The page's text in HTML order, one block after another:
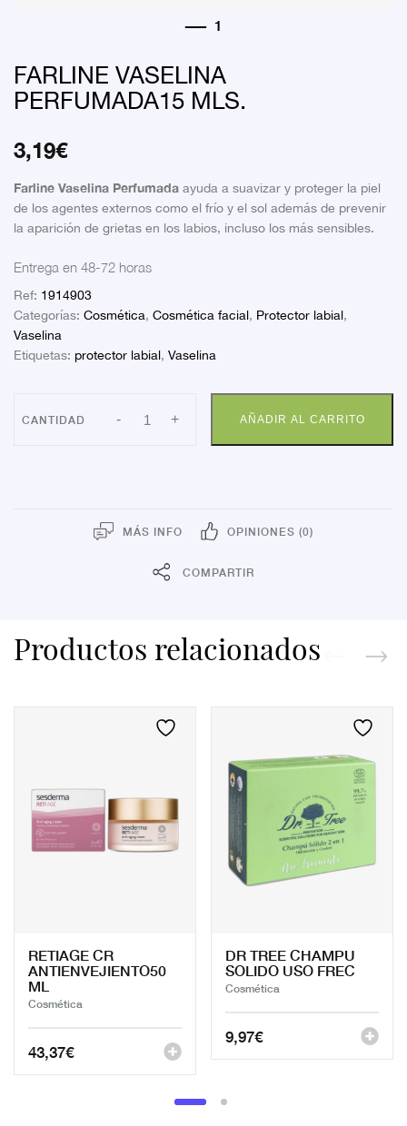
FARLINE VASELINA
PERFUMADA15 MLS.
3,19€
Farline Vaselina Perfumadaayuda a suavizar y proteger la piel
de los agentes externos como el frío y el sol además de prevenir
la aparición de grietas en los labios, incluso los más sensibles.
Entrega en 48-72 horas
Ref: 1914903
Categorías: Cosmética, Cosmética facial, Protector labial,
Vaselina
Etiquetas: protector labial, Vaselina
- FARLINE
VASELINA
PERFUMADA15
+ AÑADIR AL CARRITO
MÁS INFO OPINIONES (0)
COMPARTIR
Productos relacionados
RETIAGE CR
ANTIENVEJIENTO50
ML
Cosmética
43,37€
DR TREE CHAMPU
SOLIDO USO FREC
Cosmética
9,97€